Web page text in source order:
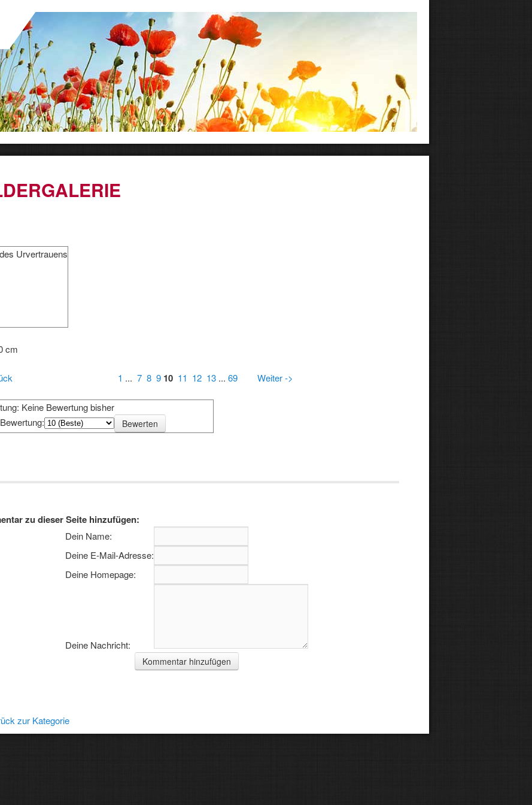
Urvertrauens
cm
1 ... 7 8 9 10 11 12 13 ... 69 Weiter ->
Keine Bewertung bisher
zu dieser Seite hinzufügen:
Dein Name:
Deine E-Mail-Adresse:
Deine Homepage:
Deine Nachricht:
zur Kategorie